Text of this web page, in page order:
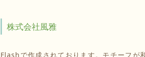
株式会社風雅
Flashで作成されております。モチーフが